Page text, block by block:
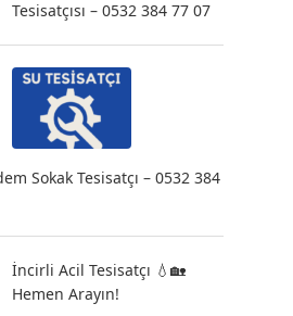
Tesisatçısı – 0532 384 77 07
Sokak Tesisatçı – 0532 384
İncirli Acil Tesisatçı 💧🏡
Hemen Arayın!